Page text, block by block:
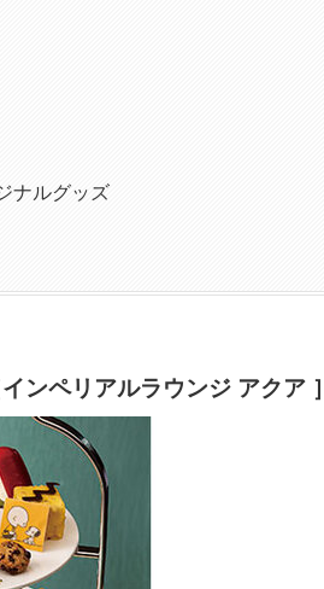
ナルグッズ
ンペリアルラウンジ アクア ］